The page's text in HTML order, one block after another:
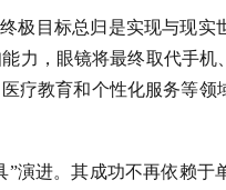
极目标总归是实现与现实
力，眼镜将最终取代手机
疗教育和个性化服务等领
演进。其成功不再依赖于